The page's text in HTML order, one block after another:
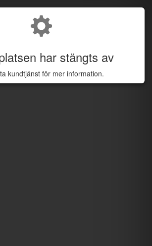
har stängts av
kundtjänst för mer information.